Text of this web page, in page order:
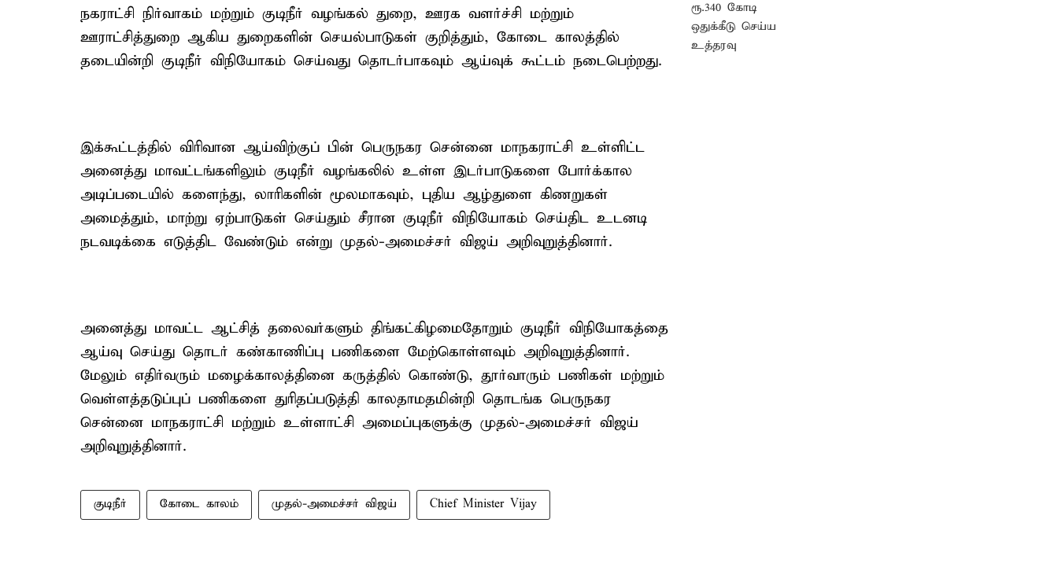
நகராட்சி நிர்வாகம் மற்றும் குடிநீர் வழங்கல் துறை, ஊரக வளர்ச்சி மற்றும்
ஊராட்சித்துறை ஆகிய துறைகளின் செயல்பாடுகள் குறித்தும், கோடை காலத்தில்
தடையின்றி குடிநீர் விநியோகம் செய்வது தொடர்பாகவும் ஆய்வுக் கூட்டம் நடைபெற்றது.
இக்கூட்டத்தில் விரிவான ஆய்விற்குப் பின் பெருநகர சென்னை மாநகராட்சி உள்ளிட்ட
அனைத்து மாவட்டங்களிலும் குடிநீர் வழங்கலில் உள்ள இடர்பாடுகளை போர்க்கால
அடிப்படையில் களைந்து, லாரிகளின் மூலமாகவும், புதிய ஆழ்துளை கிணறுகள்
அமைத்தும், மாற்று ஏற்பாடுகள் செய்தும் சீரான குடிநீர் விநியோகம் செய்திட உடனடி
நடவடிக்கை எடுத்திட வேண்டும் என்று முதல்-அமைச்சர் விஜய் அறிவுறுத்தினார்.
அனைத்து மாவட்ட ஆட்சித் தலைவர்களும் திங்கட்கிழமைதோறும் குடிநீர் விநியோகத்தை
ஆய்வு செய்து தொடர் கண்காணிப்பு பணிகளை மேற்கொள்ளவும் அறிவுறுத்தினார்.
மேலும் எதிர்வரும் மழைக்காலத்தினை கருத்தில் கொண்டு, தூர்வாரும் பணிகள் மற்றும்
வெள்ளத்தடுப்புப் பணிகளை துரிதப்படுத்தி காலதாமதமின்றி தொடங்க பெருநகர
சென்னை மாநகராட்சி மற்றும் உள்ளாட்சி அமைப்புகளுக்கு முதல்-அமைச்சர் விஜய்
அறிவுறுத்தினார்.
குடிநீர் கோடை காலம் முதல்-அமைச்சர் விஜய் Chief Minister Vijay